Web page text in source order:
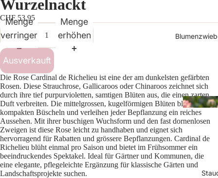
Wurzelnackt
CHF 53.95
Menge
verringern
Menge
erhöhen
Ausverkauft
Die Rose Cardinal de Richelieu ist eine der am dunkelsten gefärbten
Rosen. Diese Strauchrose, Gallicaroos oder Chinaroos zeichnet sich
durch ihre tief purpurvioletten, samtigen Blüten aus, die einen zarten
Duft verbreiten. Die mittelgrossen, kugelförmigen Blüten blühen in
kompakten Büscheln und verleihen jeder Bepflanzung ein reiches
Aussehen. Mit ihrer buschigen Wuchsform und den fast dornenlosen
Zweigen ist diese Rose leicht zu handhaben und eignet sich
hervorragend für Rabatten und grössere Bepflanzungen. Cardinal de
Richelieu blüht einmal pro Saison und bietet im Frühsommer ein
beeindruckendes Spektakel. Ideal für Gärtner und Kommunen, die
eine elegante, pflegeleichte Ergänzung für klassische Gärten und
Landschaftsprojekte suchen.